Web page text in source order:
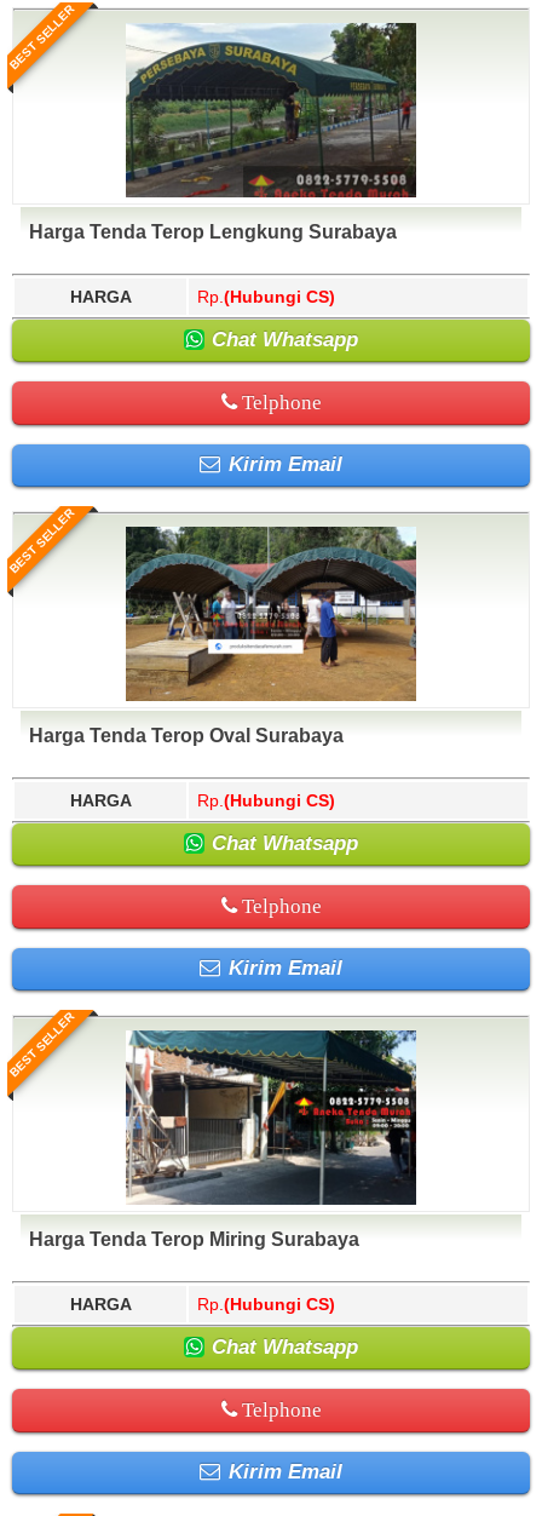
BEST SELLER
Harga Tenda Terop Lengkung Surabaya
HARGA Rp. (Hubungi CS)
Chat Whatsapp
Telphone
Kirim Email
BEST SELLER
Harga Tenda Terop Oval Surabaya
HARGA Rp. (Hubungi CS)
Chat Whatsapp
Telphone
Kirim Email
BEST SELLER
Harga Tenda Terop Miring Surabaya
HARGA Rp. (Hubungi CS)
Chat Whatsapp
Telphone
Kirim Email